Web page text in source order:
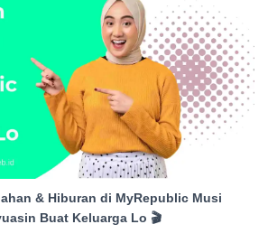
& Hiburan di MyRepublic Musi
Buat Keluarga Lo 🎬